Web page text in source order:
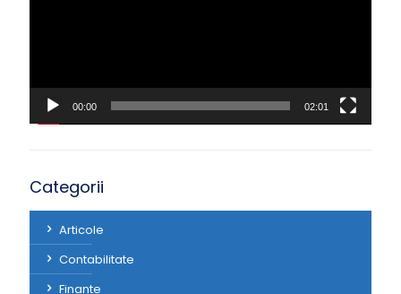
00:00 02:01
Categorii
Articole
Contabilitate
Finante